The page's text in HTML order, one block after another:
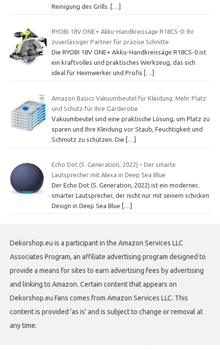
Reinigung des Grills.
[…]
RYOBI 18V ONE+ Akku-Handkreissäge R18CS-0: Ihr
zuverlässiger Partner für präzise Schnitte
Die RYOBI 18V ONE+ Akku-Handkreissäge R18CS-0 ist
ein kraftvolles und praktisches Werkzeug, das sich
ideal für Heimwerker und Profis
[…]
Amazon Basics Vakuumbeutel für Kleidung: Mehr Platz
und Schutz für Ihre Garderobe
Vakuumbeutel sind eine praktische Lösung, um Platz zu
sparen und Ihre Kleidung vor Staub, Feuchtigkeit und
Schmutz zu schützen. Die […]
Echo Dot (5. Generation, 2022) – Der smarte
Lautsprecher mit Alexa in Deep Sea Blue
Der Echo Dot (5. Generation, 2022) ist ein moderner,
smarter Lautsprecher, der nicht nur mit seinem schicken
Design in Deep Sea Blue
[…]
Dekorshop.eu is a participant in the Amazon Services LLC
Associates Program, an affiliate advertising program designed to
provide a means for sites to earn advertising fees by advertising
and linking to Amazon. Certain content that appears on
Dekorshop.eu Fans comes from Amazon Services LLC. This
content is provided 'as is' and is subject to change or removal at
any time.